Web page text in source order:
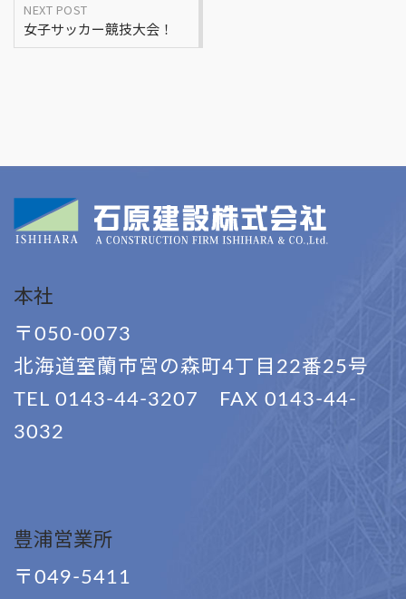
NEXT POST
女子サッカー競技大会！
本社
〒050-0073
北海道室蘭市宮の森町4丁目22番25号
TEL 0143-44-3207 FAX 0143-44-
3032
豊浦営業所
〒049-5411